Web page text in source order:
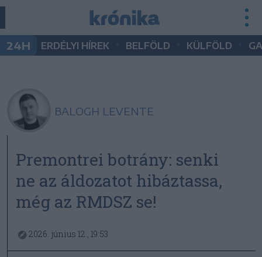
24H ERDÉLYI HÍREK BELFÖLD KÜLFÖLD
BALOGH LEVENTE
Premontrei botrány: senki
ne az áldozatot hibáztassa,
még az RMDSZ se!
2026. június 12., 19:53